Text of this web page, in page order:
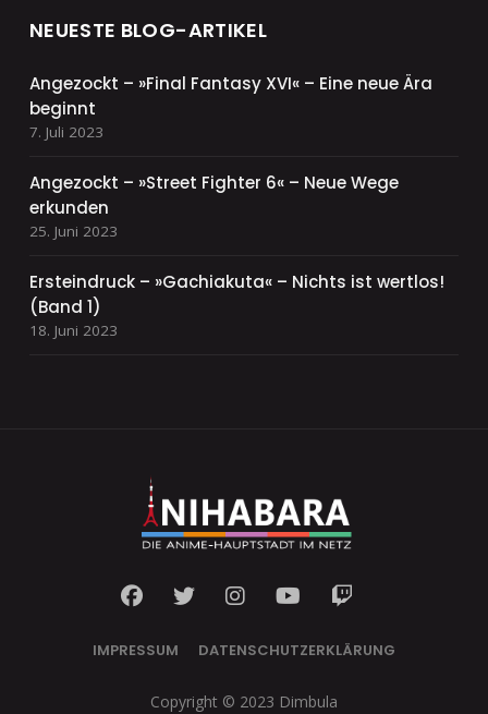
NEUESTE BLOG-ARTIKEL
Angezockt – »Final Fantasy XVI« – Eine neue Ära
beginnt
7. Juli 2023
Angezockt – »Street Fighter 6« – Neue Wege
erkunden
25. Juni 2023
Ersteindruck – »Gachiakuta« – Nichts ist wertlos!
(Band 1)
18. Juni 2023
IMPRESSUM DATENSCHUTZERKLÄRUNG
Copyright © 2023 Dimbula